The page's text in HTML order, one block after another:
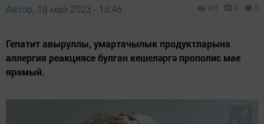
Автор, 18 май 2023 - 18:46 935 0 0
Гепатит авыруллы, умартачылык продуктларына
аллергия реакциясе булган кешеләргә прополис мае
ярамый.